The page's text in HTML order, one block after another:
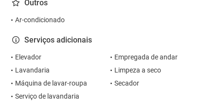
Outros
Ar-condicionado
Serviços adicionais
Elevador
Empregada de andar
Lavandaria
Limpeza a seco
Máquina de lavar-roupa
Secador
Serviço de lavandaria